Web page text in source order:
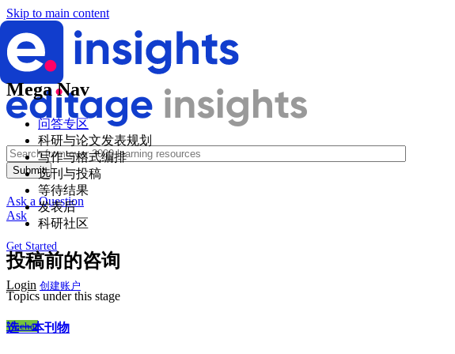
Skip to main content
Ask a Question
Ask
Get Started
Login 创建账户
Wechat
Mega Nav
问答专区
科研与论文发表规划
写作与格式编排
选刊与投稿
等待结果
发表后
科研社区
投稿前的咨询
Topics under this stage
选一本刊物